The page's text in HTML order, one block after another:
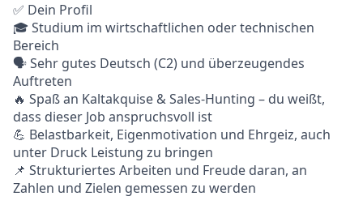
✅ Dein Profil
🎓 Studium im wirtschaftlichen oder technischen
Bereich
🗣️ Sehr gutes Deutsch (C2) und überzeugendes
Auftreten
🔥 Spaß an Kaltakquise & Sales-Hunting – du weißt,
dass dieser Job anspruchsvoll ist
💪 Belastbarkeit, Eigenmotivation und Ehrgeiz, auch
unter Druck Leistung zu bringen
📌 Strukturiertes Arbeiten und Freude daran, an
Zahlen und Zielen gemessen zu werden